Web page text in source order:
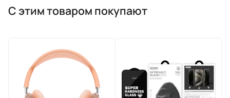
С этим товаром покупают